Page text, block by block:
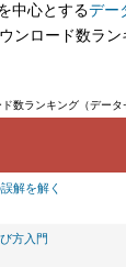
中心とするデー
ンロード数ラ
数ランキング（データ
解を解く
方入門